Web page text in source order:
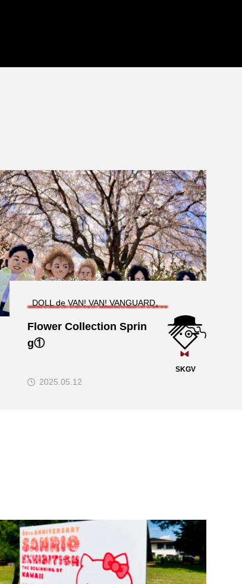
DOLL de VAN! VAN! VANGUARD。
Flower Collection Sprin
g①
SKGV
2025.05.12